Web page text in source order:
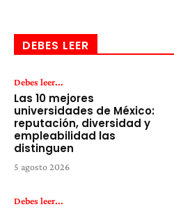
DEBES LEER
Debes leer...
Las 10 mejores
universidades de México:
reputación, diversidad y
empleabilidad las
distinguen
5 agosto 2026
Debes leer...